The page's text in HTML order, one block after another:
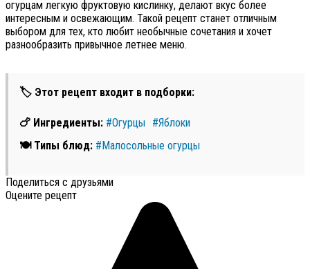
огурцам легкую фруктовую кислинку, делают вкус более
интересным и освежающим. Такой рецепт станет отличным
выбором для тех, кто любит необычные сочетания и хочет
разнообразить привычное летнее меню.
🏷 Этот рецепт входит в подборки:
🍗 Ингредиенты: #Огурцы #Яблоки
🍽 Типы блюд: #Малосольные огурцы
Поделиться с друзьями
Оцените рецепт